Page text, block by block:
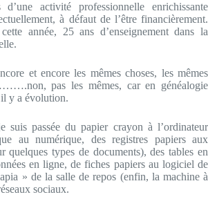
activité professionnelle enrichissante
à défaut de l’être financièrement.
année, 25 ans d’enseignement dans la
et encore les mêmes choses, les mêmes
pas les mêmes, car en généalogie
y a évolution.
passée du papier crayon à l’ordinateur
au numérique, des registres papiers aux
quelques types de documents), des tables en
en ligne, de fiches papiers au logiciel de
» de la salle de repos (enfin, la machine à
sociaux.